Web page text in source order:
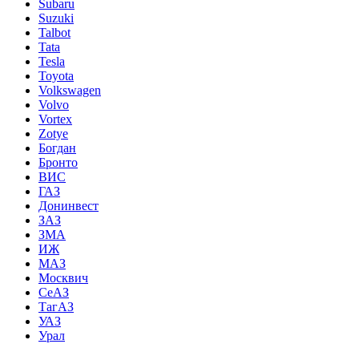
Subaru
Suzuki
Talbot
Tata
Tesla
Toyota
Volkswagen
Volvo
Vortex
Zotye
Богдан
Бронто
ВИС
ГАЗ
Донинвест
ЗАЗ
ЗМА
ИЖ
МАЗ
Москвич
СеАЗ
ТагАЗ
УАЗ
Урал